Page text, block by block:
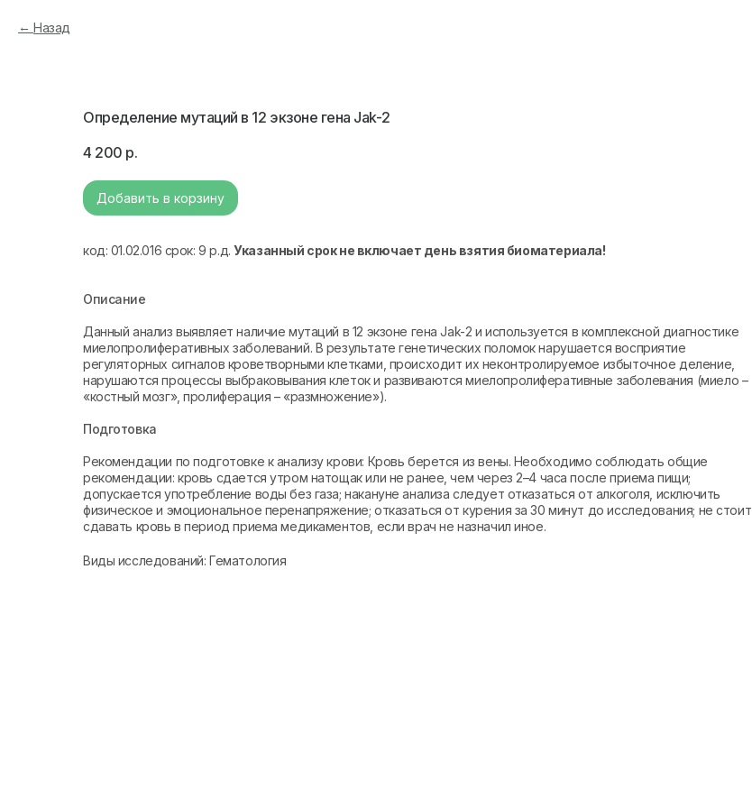
Назад
Определение мутаций в 12 экзоне гена Jak-2
4 200 р.
Добавить в корзину
код: 01.02.016 срок: 9 р.д.Указанный срок не включает день взятия биоматериала!
Описание
Данный анализ выявляет наличие мутаций в 12 экзоне гена Jak-2 и используется в комплексной диагностике
миелопролиферативных заболеваний. В результате генетических поломок нарушается восприятие
регуляторных сигналов кроветворными клетками, происходит их неконтролируемое избыточное деление,
нарушаются процессы выбраковывания клеток и развиваются миелопролиферативные заболевания (миело –
«костный мозг», пролиферация – «размножение»).
Подготовка
Рекомендации по подготовке к анализу крови: Кровь берется из вены. Необходимо соблюдать общие
рекомендации: кровь сдается утром натощак или не ранее, чем через 2–4 часа после приема пищи;
допускается употребление воды без газа; накануне анализа следует отказаться от алкоголя, исключить
физическое и эмоциональное перенапряжение; отказаться от курения за 30 минут до исследования; не стоит
сдавать кровь в период приема медикаментов, если врач не назначил иное.
Виды исследований: Гематология